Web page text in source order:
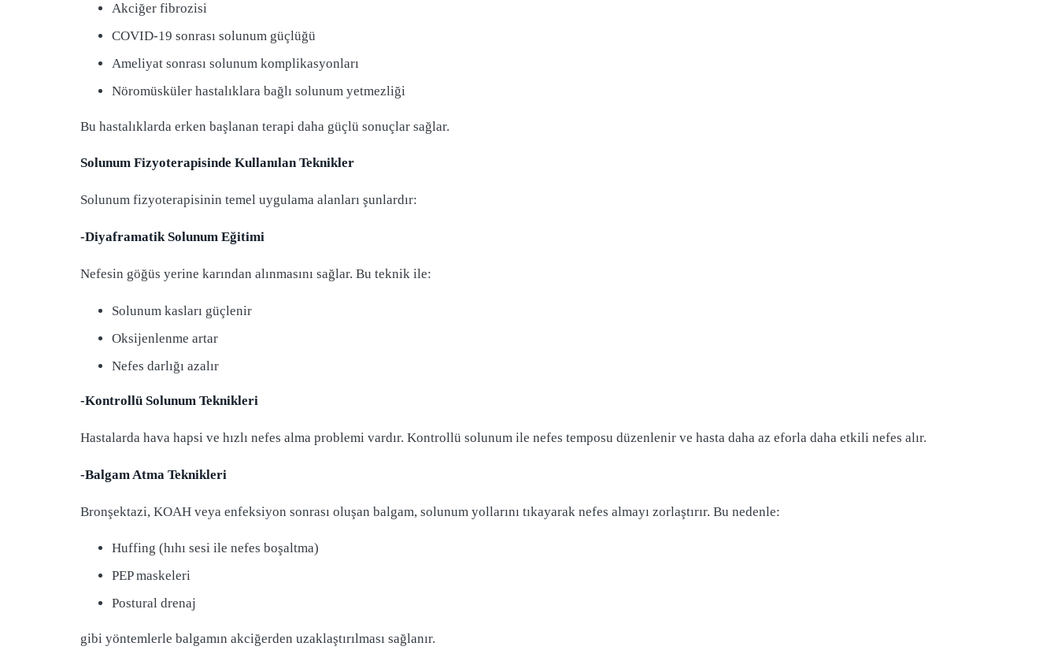
Akciğer fibrozisi
COVID-19 sonrası solunum güçlüğü
Ameliyat sonrası solunum komplikasyonları
Nöromüsküler hastalıklara bağlı solunum yetmezliği
Bu hastalıklarda erken başlanan terapi daha güçlü sonuçlar sağlar.
Solunum Fizyoterapisinde Kullanılan Teknikler
Solunum fizyoterapisinin temel uygulama alanları şunlardır:
-Diyaframatik Solunum Eğitimi
Nefesin göğüs yerine karından alınmasını sağlar. Bu teknik ile:
Solunum kasları güçlenir
Oksijenlenme artar
Nefes darlığı azalır
-Kontrollü Solunum Teknikleri
Hastalarda hava hapsi ve hızlı nefes alma problemi vardır. Kontrollü solunum ile nefes temposu düzenlenir ve hasta daha az eforla daha etkili nefes alır.
-Balgam Atma Teknikleri
Bronşektazi, KOAH veya enfeksiyon sonrası oluşan balgam, solunum yollarını tıkayarak nefes almayı zorlaştırır. Bu nedenle:
Huffing (hıhı sesi ile nefes boşaltma)
PEP maskeleri
Postural drenaj
gibi yöntemlerle balgamın akciğerden uzaklaştırılması sağlanır.